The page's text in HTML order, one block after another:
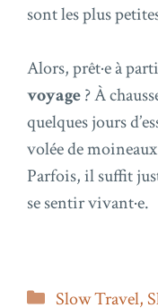
sont les plus
Alors, prêt·e à
voyage? À
quelques jours
volée de
Parfois, il suffit
se sentir vivant·e.
Catégories
Slow Travel,